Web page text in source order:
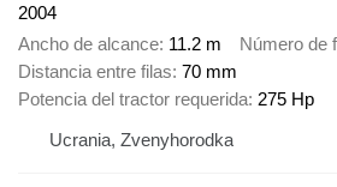
2004
Ancho de alcance 11.2 m Número de
Distancia entre filas 70 mm
Potencia del tractor requerida 275 Hp
Ucrania, Zvenyhorodka